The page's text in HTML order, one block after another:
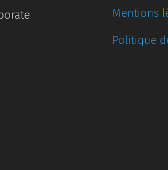
Mentions
Politique